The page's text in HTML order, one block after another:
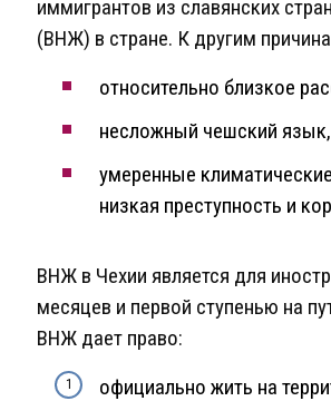
иммигрантов из славянских
(ВНЖ) в стране. К другим
относительно близкое
несложный чешский
умеренные
низкая преступность и
ВНЖ в Чехии является для
месяцев и первой ступенью на
ВНЖ дает право:
официально жить на